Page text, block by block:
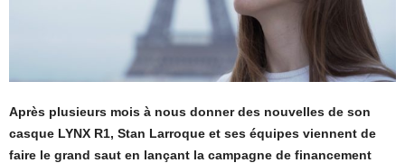
Après plusieurs mois à nous donner des nouvelles de son
casque LYNX R1, Stan Larroque et ses équipes viennent de
faire le grand saut en lançant la campagne de financement